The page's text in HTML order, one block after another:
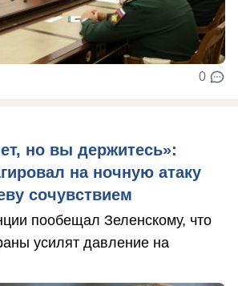
0
но вы держитесь»:
на ночную атаку
сочувствием
пообещал Зеленскому, что
усилят давление на